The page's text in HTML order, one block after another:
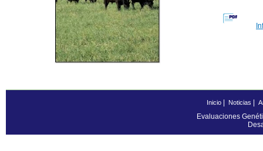
Inicio| Noticias
Evaluaciones